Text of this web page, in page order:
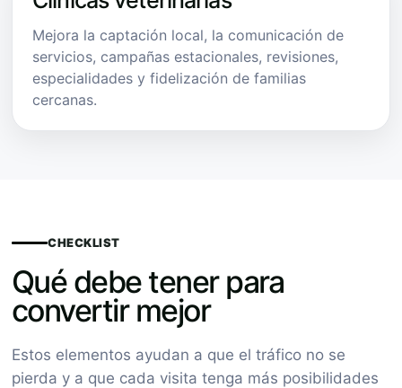
Mejora la captación local, la comunicación de
servicios, campañas estacionales, revisiones,
especialidades y fidelización de familias
cercanas.
CHECKLIST
Qué debe tener para
convertir mejor
Estos elementos ayudan a que el tráfico no se
pierda y a que cada visita tenga más posibilidades